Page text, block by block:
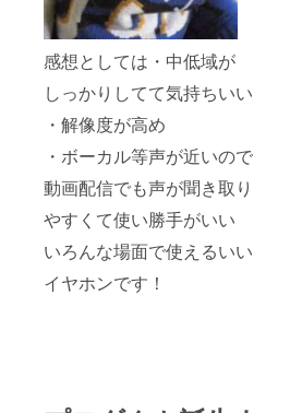
感想としては・中低域が
しっかりしてて気持ちいい
・解像度が高め
・ボーカル等声が近いので
動画配信でも声が聞き取り
やすくて使い勝手がいい
いろんな場面で使えるいい
イヤホンです！